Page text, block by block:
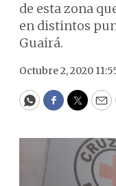
de esta zona
en distintos
Guairá.
Octubre 2, 2020
WhatsApp
Facebook